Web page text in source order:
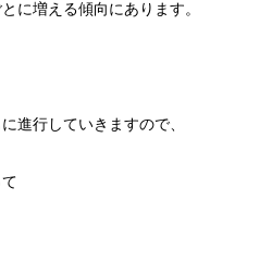
に増える傾向にあります。
進行していきますので、